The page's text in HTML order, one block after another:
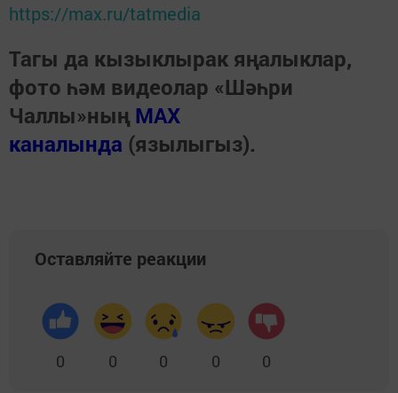
https://max.ru/tatmedia
Тагы да кызыклырак яңалыклар,
фото һәм видеолар «Шәһри
Чаллы»ның MAX
каналында (язылыгыз).
Оставляйте реакции
0 0 0 0 0